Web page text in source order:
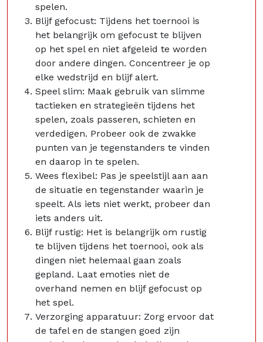
spelen.
Blijf gefocust: Tijdens het toernooi is
het belangrijk om gefocust te blijven
op het spel en niet afgeleid te worden
door andere dingen. Concentreer je op
elke wedstrijd en blijf alert.
Speel slim: Maak gebruik van slimme
tactieken en strategieën tijdens het
spelen, zoals passeren, schieten en
verdedigen. Probeer ook de zwakke
punten van je tegenstanders te vinden
en daarop in te spelen.
Wees flexibel: Pas je speelstijl aan aan
de situatie en tegenstander waarin je
speelt. Als iets niet werkt, probeer dan
iets anders uit.
Blijf rustig: Het is belangrijk om rustig
te blijven tijdens het toernooi, ook als
dingen niet helemaal gaan zoals
gepland. Laat emoties niet de
overhand nemen en blijf gefocust op
het spel.
Verzorging apparatuur: Zorg ervoor dat
de tafel en de stangen goed zijn